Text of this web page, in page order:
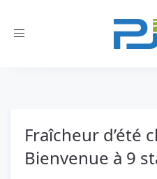
Toggle
Fraîcheur d’été
Bienvenue à 9